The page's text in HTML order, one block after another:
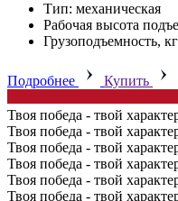
Тип: механическая
Рабочая высота
Грузоподъемность,
Подробнее Купить
Твоя победа - твой
Твоя победа - твой
Твоя победа - твой
Твоя победа - твой
Твоя победа - твой
Твоя победа - твой